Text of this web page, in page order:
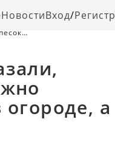
НовостиВход/
огороде, а